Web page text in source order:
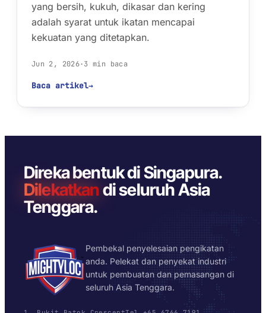
yang bersih, kukuh, dikasar dan kering
adalah syarat untuk ikatan mencapai
kekuatan yang ditetapkan.
Jun 2, 2026·3 min baca
Baca artikel→
Direka bentuk di Singapura.
Dilekatkandi seluruh Asia
Tenggara.
Pembekal penyelesaian pengikatan
anda. Pelekat dan penyekat industri
untuk pembuatan dan pemasangan di
seluruh Asia Tenggara.